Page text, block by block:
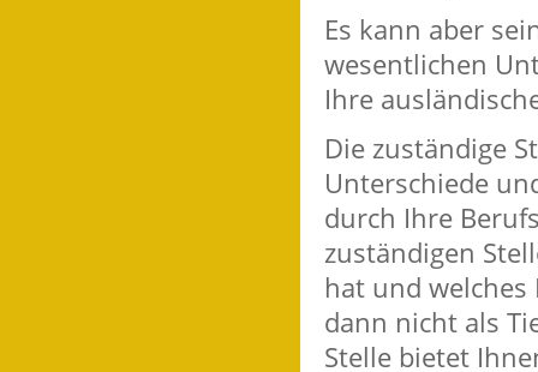
Es kann aber
wesentlichen
Ihre
Die zuständige
Unterschiede
durch Ihre
zuständigen
hat und
dann nicht als
Stelle bietet